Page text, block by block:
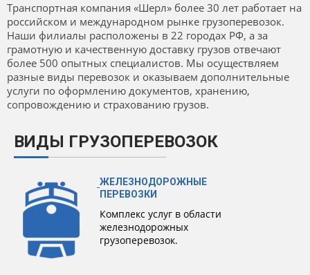
Tранспортная компания «Шерл» более 30 лет работает на
российском и международном рынке грузоперевозок.
Наши филиалы расположены в 22 городах РФ, а за
грамотную и качественную доставку грузов отвечают
более 500 опытных специалистов. Мы осуществляем
разные виды перевозок и оказываем дополнительные
услуги по оформлению документов, хранению,
сопровождению и страхованию грузов.
ВИДЫ ГРУЗОПЕРЕВОЗОК
ЖЕЛЕЗНОДОРОЖНЫЕ
ПЕРЕВОЗКИ
Комплекс услуг в области
железнодорожных
грузоперевозок.